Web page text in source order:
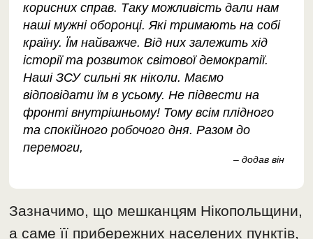
корисних справ. Таку можливість дали нам
наші мужні оборонці. Які тримають на собі
країну. Їм найважче. Від них залежить хід
історії та розвиток світової демократії.
Наші ЗСУ сильні як ніколи. Маємо
відповідати їм в усьому. Не підвести на
фронті внутрішньому! Тому всім плідного
та спокійного робочого дня. Разом до
перемоги,
– додав він
Зазначимо, що мешканцям Нікопольщини,
а саме її прибережних населених пунктів,